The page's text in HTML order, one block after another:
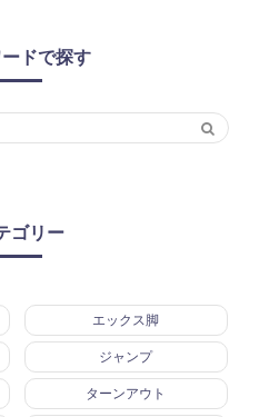
ドで探す
ゴリー
エックス脚
ジャンプ
ターンアウト